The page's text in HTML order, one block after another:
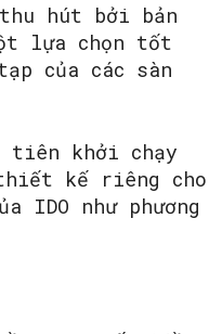
hút bởi bản
lựa chọn tốt
của các sàn
tiên khởi chạy
kế riêng cho
IDO như phương